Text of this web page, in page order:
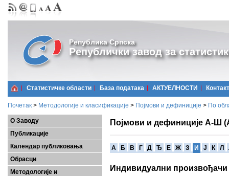
Република Српска
Републички завод за
Статистичке области Базa података АКТУЕЛНОСТИ Контакт
Почетак > Методологије и класификације > Појмови и дефиниције > По
О Заводу
Публикације
Календар публиковања
Обрасци
Методологије и
Појмови и дефиниције А-Ш
A Б В Г Д Ђ Е Ж З И Ј К Л
Индивидуални произвођачи